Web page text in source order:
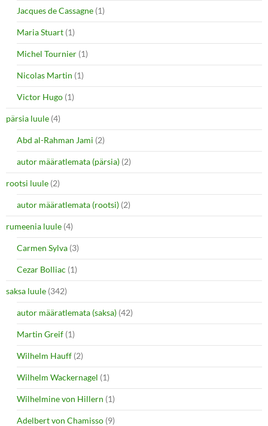
Jacques de Cassagne (1)
Maria Stuart (1)
Michel Tournier (1)
Nicolas Martin (1)
Victor Hugo (1)
pärsia luule (4)
Abd al-Rahman Jami (2)
autor määratlemata (pärsia) (2)
rootsi luule (2)
autor määratlemata (rootsi) (2)
rumeenia luule (4)
Carmen Sylva (3)
Cezar Bolliac (1)
saksa luule (342)
autor määratlemata (saksa) (42)
Martin Greif (1)
Wilhelm Hauff (2)
Wilhelm Wackernagel (1)
Wilhelmine von Hillern (1)
Adelbert von Chamisso (9)